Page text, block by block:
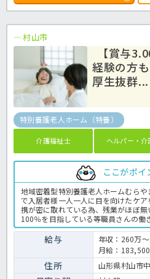
村山市
【賞与
経験の方
厚生抜群...
特別養護老人ホーム（特養）
介護福祉士 ヘルパー・介
ここがポイ
地域密着型特別養護老人ホームむら
で入居者様一人一人に目を向けたケ
携が密に取れている為、残業がほぼ
100％を目指している等職員さんの働
人です。特養での介護業務全般です
給与
年収：260万
月給：
住所 山形県村山市